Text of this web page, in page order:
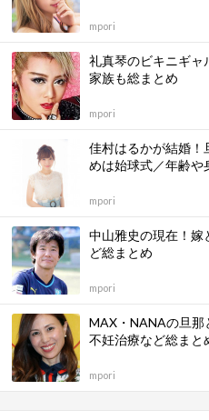
mpori
礼真琴のビキニギャ
家族も総まとめ
mpori
佳村はるかが結婚！
めは始球式／年齢や
mpori
中山雅史の現在！嫁
ど総まとめ
mpori
MAX・NANAの旦那
不妊治療など総まと
mpori